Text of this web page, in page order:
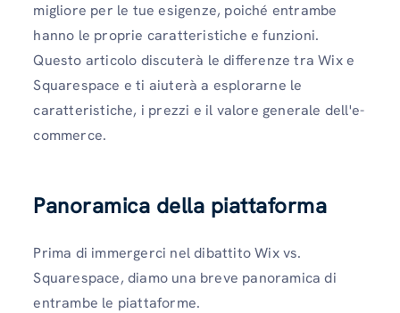
migliore per le tue esigenze, poiché entrambe
hanno le proprie caratteristiche e funzioni.
Questo articolo discuterà le differenze tra Wix e
Squarespace e ti aiuterà a esplorarne le
caratteristiche, i prezzi e il valore generale dell'e-
commerce.
Panoramica della piattaforma
Prima di immergerci nel dibattito Wix vs.
Squarespace, diamo una breve panoramica di
entrambe le piattaforme.